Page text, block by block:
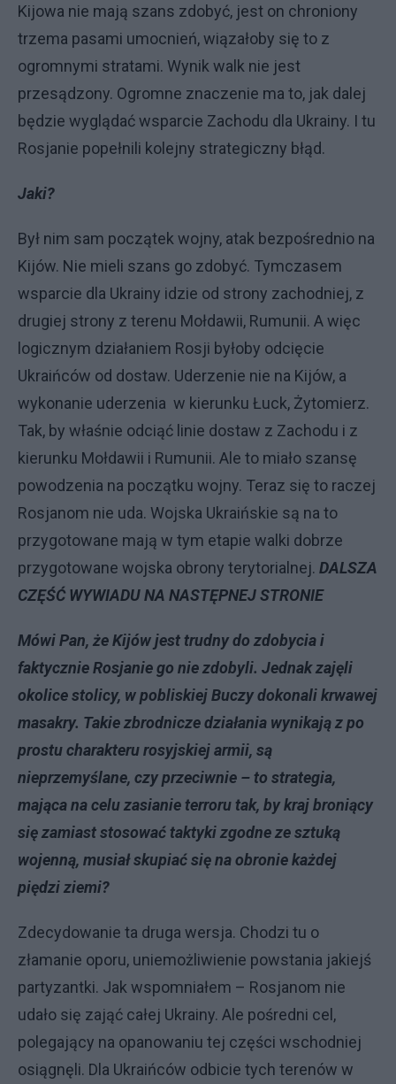
Kijowa nie mają szans zdobyć, jest on chroniony
trzema pasami umocnień, wiązałoby się to z
ogromnymi stratami. Wynik walk nie jest
przesądzony. Ogromne znaczenie ma to, jak dalej
będzie wyglądać wsparcie Zachodu dla Ukrainy. I tu
Rosjanie popełnili kolejny strategiczny błąd.
Jaki?
Był nim sam początek wojny, atak bezpośrednio na
Kijów. Nie mieli szans go zdobyć. Tymczasem
wsparcie dla Ukrainy idzie od strony zachodniej, z
drugiej strony z terenu Mołdawii, Rumunii. A więc
logicznym działaniem Rosji byłoby odcięcie
Ukraińców od dostaw. Uderzenie nie na Kijów, a
wykonanie uderzenia w kierunku Łuck, Żytomierz.
Tak, by właśnie odciąć linie dostaw z Zachodu i z
kierunku Mołdawii i Rumunii. Ale to miało szansę
powodzenia na początku wojny. Teraz się to raczej
Rosjanom nie uda. Wojska Ukraińskie są na to
przygotowane mają w tym etapie walki dobrze
przygotowane wojska obrony terytorialnej. DALSZA
CZĘŚĆ WYWIADU NA NASTĘPNEJ STRONIE
Mówi Pan, że Kijów jest trudny do zdobycia i
faktycznie Rosjanie go nie zdobyli. Jednak zajęli
okolice stolicy, w pobliskiej Buczy dokonali krwawej
masakry. Takie zbrodnicze działania wynikają z po
prostu charakteru rosyjskiej armii, są
nieprzemyślane, czy przeciwnie – to strategia,
mająca na celu zasianie terroru tak, by kraj broniący
się zamiast stosować taktyki zgodne ze sztuką
wojenną, musiał skupiać się na obronie każdej
piędzi ziemi?
Zdecydowanie ta druga wersja. Chodzi tu o
złamanie oporu, uniemożliwienie powstania jakiejś
partyzantki. Jak wspomniałem – Rosjanom nie
udało się zająć całej Ukrainy. Ale pośredni cel,
polegający na opanowaniu tej części wschodniej
osiągnęli. Dla Ukraińców odbicie tych terenów w